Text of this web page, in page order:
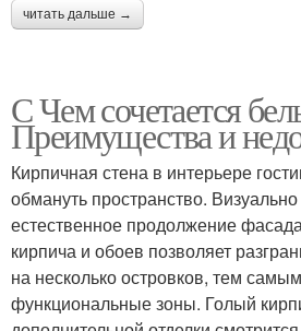
читать дальше →
С Чем сочетается
Преимущества и
Кирпичная стена в интерьере
обмануть пространство.
естественное продолжение
кирпича и обоев позволяет
на несколько островков, тем
функциональные зоны. Голый